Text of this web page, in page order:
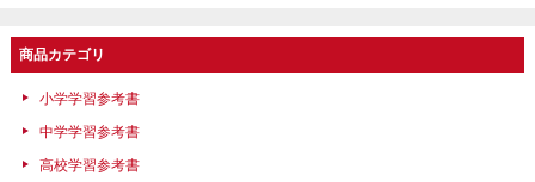
商品カテゴリ
小学学習参考書
中学学習参考書
高校学習参考書